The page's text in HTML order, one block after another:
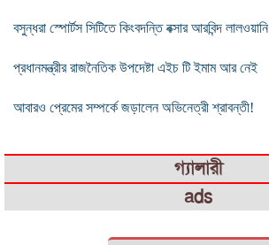
বসুন্ধরা স্পোর্টস সিটিতে কিংবদন্তি বক্সার আরবিন্দ লালওয়ানি
প্রধানমন্ত্রীর রাজনৈতিক উপদেষ্টা এইচ টি ইমাম আর নেই
আবারও প্রেমের সম্পর্কে জড়ালেন অভিনেত্রী শ্রাবন্তী!
গ্যালারী
ads